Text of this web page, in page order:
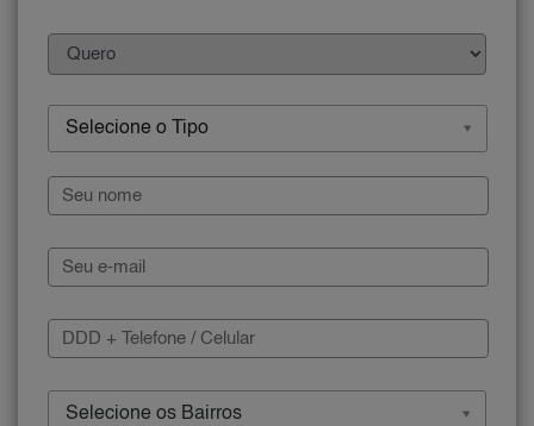
Selecione o Tipo
Selecione os Bairros